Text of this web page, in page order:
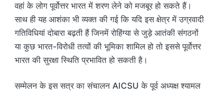
वहां के लोग पूर्वोत्तर भारत में शरण लेने को मजबूर हो सकते हैं।
साथ ही यह आशंका भी व्यक्त की गई कि यदि इस क्षेत्र में उग्रवादी
गतिविधियां दोबारा बढ़ती हैं जिनमें रोहिंग्या से जुड़े आतंकी संगठनों
या कुछ भारत-विरोधी तत्वों की भूमिका शामिल हो तो इससे पूर्वोत्तर
भारत की सुरक्षा स्थिति प्रभावित हो सकती है।
सम्मेलन के इस सत्र का संचालन AICSU के पूर्व अध्यक्ष श्यामल